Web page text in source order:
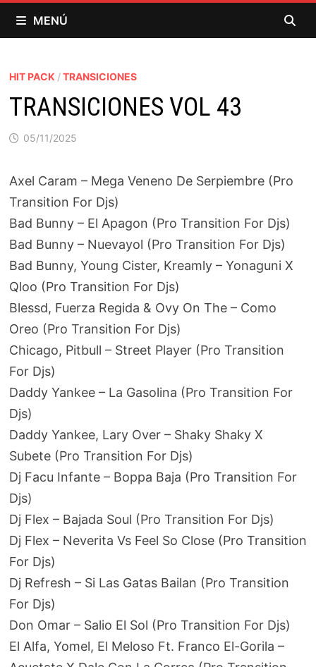
MENÚ
HIT PACK /TRANSICIONES
TRANSICIONES VOL 43
05/11/2025
Axel Caram – Mega Veneno De Serpiembre (Pro
Transition For Djs)
Bad Bunny – El Apagon (Pro Transition For Djs)
Bad Bunny – Nuevayol (Pro Transition For Djs)
Bad Bunny, Young Cister, Kreamly – Yonaguni X
Qloo (Pro Transition For Djs)
Blessd, Fuerza Regida & Ovy On The – Como
Oreo (Pro Transition For Djs)
Chicago, Pitbull – Street Player (Pro Transition
For Djs)
Daddy Yankee – La Gasolina (Pro Transition For
Djs)
Daddy Yankee, Lary Over – Shaky Shaky X
Subete (Pro Transition For Djs)
Dj Facu Infante – Boppa Baja (Pro Transition For
Djs)
Dj Flex – Bajada Soul (Pro Transition For Djs)
Dj Flex – Neverita Vs Feel So Close (Pro Transition
For Djs)
Dj Refresh – Si Las Gatas Bailan (Pro Transition
For Djs)
Don Omar – Salio El Sol (Pro Transition For Djs)
El Alfa, Yomel, El Meloso Ft. Franco El-Gorila –